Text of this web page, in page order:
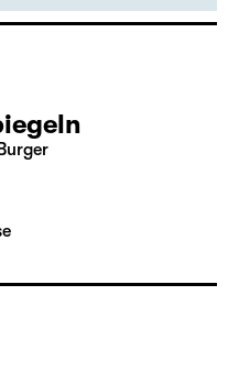
/ in englischer